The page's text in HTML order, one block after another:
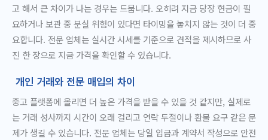
고 해서 큰 차이가 나는 경우는 드뭅니다. 오히려 지금 당장 현금이 필
요하거나 보관 중 분실 위험이 있다면 타이밍을 놓치지 않는 것이 더 중
요합니다. 전문 업체는 실시간 시세를 기준으로 견적을 제시하므로 사
진 한 장으로 지금 가격을 확인할 수 있습니다.
개인 거래와 전문 매입의 차이
중고 플랫폼에 올리면 더 높은 가격을 받을 수 있을 것 같지만, 실제로
는 거래 성사까지 시간이 오래 걸리고 연락 두절이나 환불 요구 같은 문
제가 생길 수 있습니다. 전문 업체는 당일 입금과 계약서 작성으로 안전